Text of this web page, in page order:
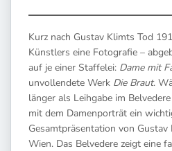
Kurz nach Gustav Klimts Tod
Künstlers eine Fotografie –
auf je einer Staffelei: Dame mit
unvollendete Werk Die Braut.
länger als Leihgabe im
mit dem Damenporträt ein
Gesamtpräsentation von
Wien. Das Belvedere zeigt eine